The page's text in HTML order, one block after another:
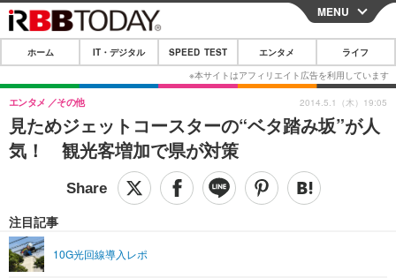
CLOSE
ホーム
IT・デジタル
IT・デジタルTOP スマートフォン
ショッピング その他
SPEED TEST
エンタメTOP 映画・ドラマ
ライフTOP
リリース一覧
MENU
ホーム IT・デジタル SPEED TEST エンタメ ライフ
見ためジェットコースターの“ベタ踏み坂”が人
気！ 観光客増加で県が対策
エンタメ その他
注目記事
10G光回線導入レポ
2014.5.1（木）19:05